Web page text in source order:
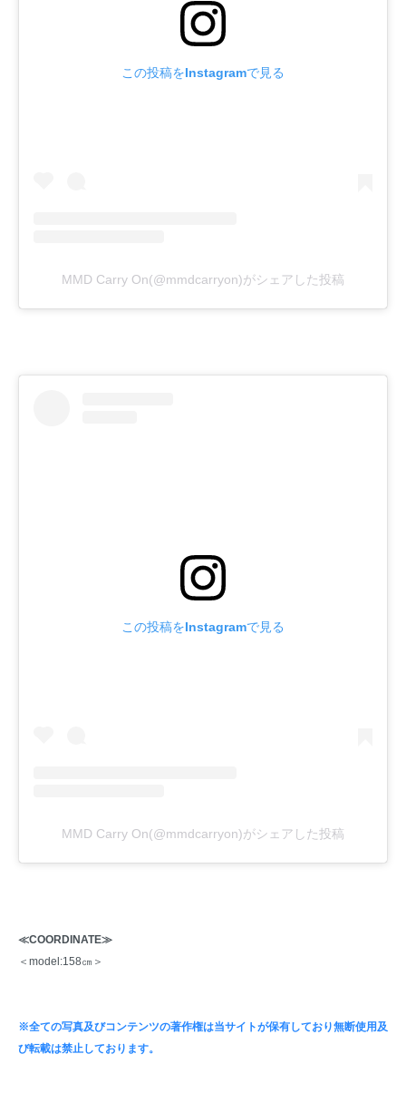
この投稿をInstagramで見る
MMD Carry On(@mmdcarryon)がシェアした投稿
この投稿をInstagramで見る
MMD Carry On(@mmdcarryon)がシェアした投稿
≪COORDINATE≫
＜model:158㎝＞
※全ての写真及びコンテンツの著作権は当サイトが保有しており無断使用及
び転載は禁止しております。